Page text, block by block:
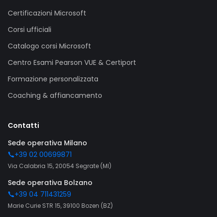
Certificazioni Microsoft
Corsi ufficiali
Catalogo corsi Microsoft
Centro Esami Pearson VUE & Certiport
Formazione personalizzata
Coaching & affiancamento
Contatti
Sede operativa Milano
+39 02 00699871
Via Calabria 15, 20054 Segrate (MI)
Sede operativa Bolzano
+39 04 711431259
Marie Curie STR 15, 39100 Bozen (BZ)